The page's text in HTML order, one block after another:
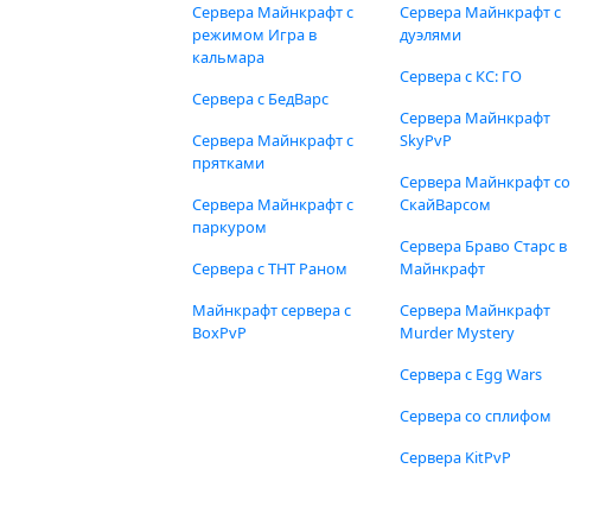
Сервера Майнкрафт с
режимом Игра в
кальмара
Сервера с БедВарс
Сервера Майнкрафт с
прятками
Сервера Майнкрафт с
паркуром
Сервера с ТНТ Раном
Майнкрафт сервера с
BoxPvP
Сервера Майнкрафт с
дуэлями
Сервера с КС: ГО
Сервера Майнкрафт
SkyPvP
Сервера Майнкрафт со
СкайВарсом
Сервера Браво Старс в
Майнкрафт
Сервера Майнкрафт
Murder Mystery
Сервера с Egg Wars
Сервера со сплифом
Сервера KitPvP